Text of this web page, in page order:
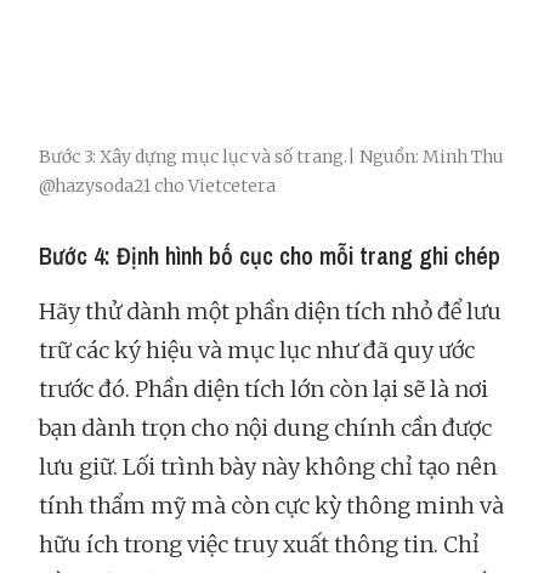
Bước 3: Xây dựng mục lục và số trang.| Nguồn: Minh Thu
@hazysoda21 cho Vietcetera
Bước 4: Định hình bố cục cho mỗi trang ghi chép
Hãy thử dành một phần diện tích nhỏ để lưu
trữ các ký hiệu và mục lục như đã quy ước
trước đó. Phần diện tích lớn còn lại sẽ là nơi
bạn dành trọn cho nội dung chính cần được
lưu giữ. Lối trình bày này không chỉ tạo nên
tính thẩm mỹ mà còn cực kỳ thông minh và
hữu ích trong việc truy xuất thông tin. Chỉ